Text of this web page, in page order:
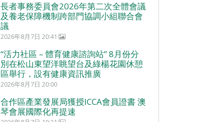
長者事務委員會2026年第二次全體會議
及養老保障機制跨部門協調小組聯合會
議
2026年8月7日 20:41
“活力社區 – 體育健康諮詢站” 8月份分
別在松山東望洋眺望台及綠楊花園休憩
區舉行，設有健康資訊推廣
2026年8月7日 20:00
合作區產業發展局獲授ICCA會員證書 澳
琴會展國際化再提速